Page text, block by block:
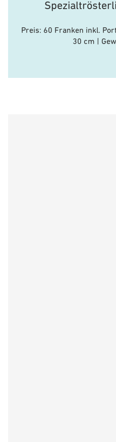
Preis: 60 Franken inkl.
30 cm |